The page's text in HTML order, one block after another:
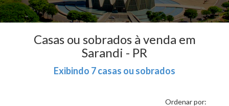
Casas ou sobrados à venda em
Sarandi - PR
Exibindo 7 casas ou sobrados
Ordenar por: